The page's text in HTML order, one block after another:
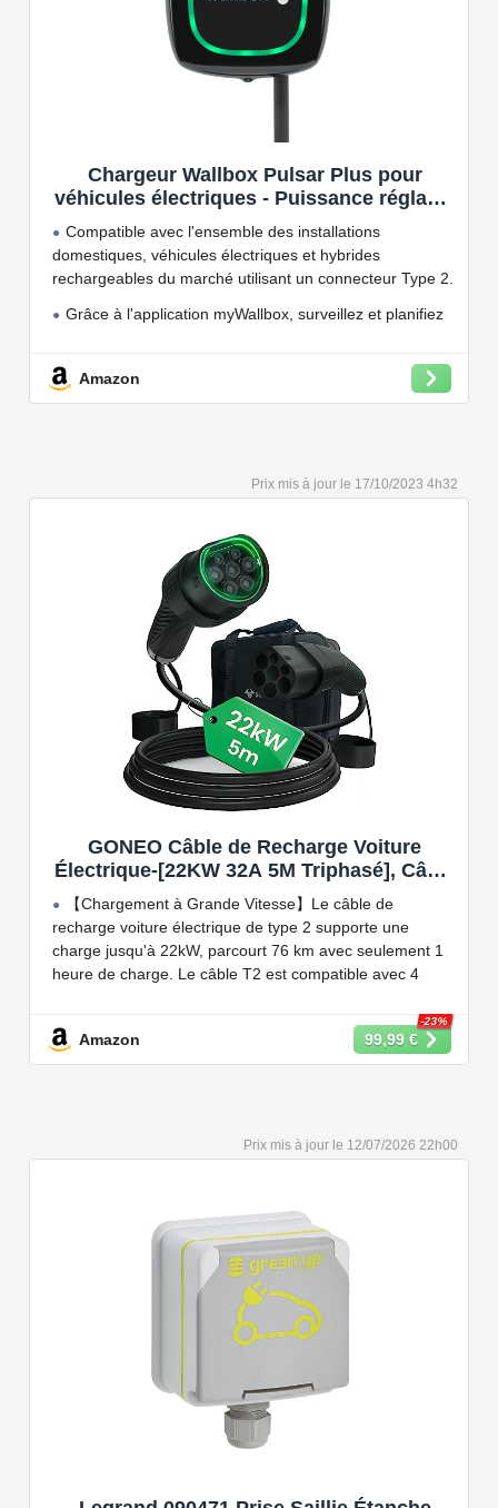
Chargeur Wallbox Pulsar Plus pour
véhicules électriques - Puissance réglable
jusqu'à 7.4 KW, câble de Charge Type 2,
Wi-FI et Bluetooth, OCPP
Compatible avec l'ensemble des installations
domestiques, véhicules électriques et hybrides
rechargeables du marché utilisant un connecteur Type 2.
Grâce à l'application myWallbox, surveillez et planifiez
Convient à une installation à l'intérieur et à l'extérieur,
Capacité de charge à puissance réglable jusqu'à 22
kW. Câble de charge Type 2 de 5 ou 7 mètres de long.
Compatible avec tous les compteurs d'énergie Wallbox
permettant d'éviter les pannes de courant, les surprises
sur vos factures d'énergie et de charger votre VE avec
vos panneaux solaires.
Amazon
17/10/2023 4h32
GONEO Câble de Recharge Voiture
Électrique-[22KW 32A 5M Triphasé], Câble
Type 2 à Type 2 EV/PHEV, Câble T2 avec
Sac de Transport, Compatible avec Model
3/S/X/Y, e-208, ID.5, E-Tron, IONIQ 5, Zoe,
etc
【Chargement à Grande Vitesse】Le câble de
recharge voiture électrique de type 2 supporte une
charge jusqu'à 22kW, parcourt 76 km avec seulement 1
heure de charge. Le câble T2 est compatible avec 4
【Conception Sécurisée】Nos câbles type 2 vous
de recharge de type 1, CCS1, CHAdeMO et GB/T.
voiture électrique de type 2 est conforme à la norme
européenne IEC 62196 et convient à tous les EV et
PHEV avec type 2 et CCS2. Convient aux modèles
Y/3/S/X, i3, iX, ID.3, ID.4, ID.5, E-Tron, ZOE, Kona, Leaf,
【Qualité Solide et Fiable】Résistant à l'eau - IP54,
utilise un câble TPU de haute qualité, isolé sans choc
électrique, résistant à l'usure et à la flexion. Testé avec
10,000 cycles d'insertion et une capacité de charge de 2
tonnes et un test de chute d'un mètre, évitant les risques
Amazon 99,99 €
-23%
12/07/2026 22h00